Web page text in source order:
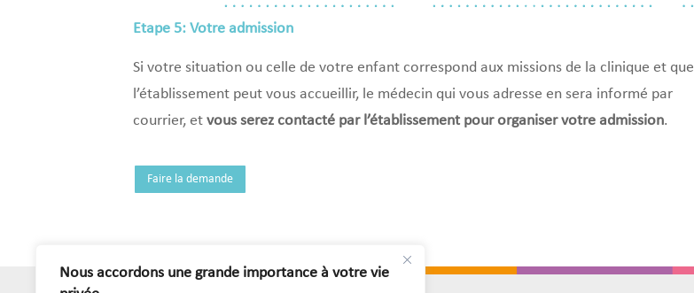
Nous accordons une grande importance à votre vie
Etape 5: Votre admission
Si votre situation ou celle de votre enfant correspond aux missions de la clinique et que
l’établissement peut vous accueillir, le médecin qui vous adresse en sera informé par
courrier, et vous serez contacté par l’établissement pour organiser votre admission.
Faire la demande